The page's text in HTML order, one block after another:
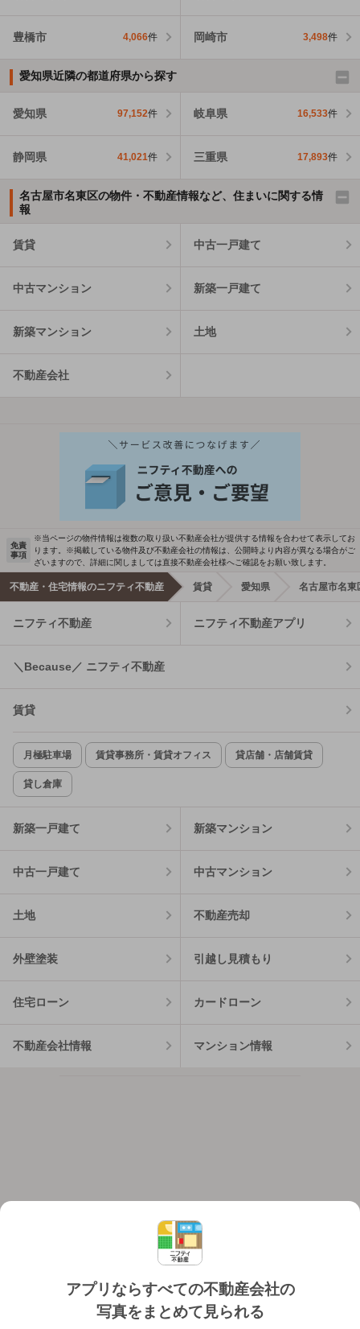
豊橋市 4,066件 岡崎市 3,498件
愛知県近隣の都道府県から探す
愛知県 97,152件 岐阜県 16,533件
静岡県 41,021件 三重県 17,893件
名古屋市名東区の物件・不動産情報など、住まいに関する情
報
賃貸 中古一戸建て
中古マンション 新築一戸建て
新築マンション 土地
不動産会社
アプリならすべての不動産会社の
写真をまとめて見られる
免責
事項
※当ページの物件情報は複数の取り扱い不動産会社が提供する情報を合わせて表示してお
ります。※掲載している物件及び不動産会社の情報は、公開時より内容が異なる場合がご
ざいますので、詳細に関しましては直接不動産会社様へご確認をお願い致します。
不動産・住宅情報のニフティ不動産 賃貸 愛知県 名古屋市名東
ニフティ不動産 ニフティ不動産アプリ
＼Because／ ニフティ不動産
賃貸
月極駐車場 賃貸事務所・賃貸オフィス 貸店舗・店舗賃貸
貸し倉庫
新築一戸建て 新築マンション
中古一戸建て 中古マンション
土地 不動産売却
外壁塗装 引越し見積もり
住宅ローン カードローン
不動産会社情報 マンション情報
個人情報保護ポリシー 利用規約